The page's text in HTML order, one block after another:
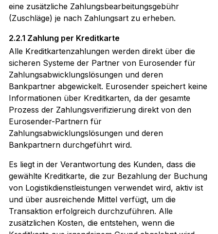
eine zusätzliche Zahlungsbearbeitungsgebühr
(Zuschläge) je nach Zahlungsart zu erheben.
2.2.1 Zahlung per Kreditkarte
Alle Kreditkartenzahlungen werden direkt über die
sicheren Systeme der Partner von Eurosender für
Zahlungsabwicklungslösungen und deren
Bankpartner abgewickelt. Eurosender speichert keine
Informationen über Kreditkarten, da der gesamte
Prozess der Zahlungsverifizierung direkt von den
Eurosender-Partnern für
Zahlungsabwicklungslösungen und deren
Bankpartnern durchgeführt wird.
Es liegt in der Verantwortung des Kunden, dass die
gewählte Kreditkarte, die zur Bezahlung der Buchung
von Logistikdienstleistungen verwendet wird, aktiv ist
und über ausreichende Mittel verfügt, um die
Transaktion erfolgreich durchzuführen. Alle
zusätzlichen Kosten, die entstehen, wenn die